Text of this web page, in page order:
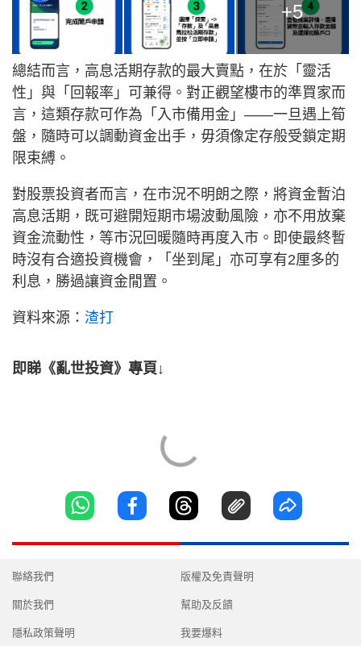
+5
總結而言，高息活期存款的最大賣點，在於「靈活
性」與「回報率」可兼得。對正觀望樓市的準買家而
言，這類存款可作為「入市備用金」——一旦遇上筍
盤，隨時可以調動資金出手，毋須像定存般受鎖定期
限束縛。
對股票投資者而言，在市況不明朗之際，將資金暫泊
高息活期，既可避開短期市場波動風險，亦不用放棄
資金流動性，等市況回暖隨時再度入市。即使最終暫
時沒有合適投資機會，「坐到尾」亦可享有2厘多的
利息，勝過讓資金閒置。
資料來源： 渣打
即睇《亂世投資》專頁↓
聯絡我們
關於我們
隱私政策聲明
版權及免責聲明
幫助及反饋
我要爆料